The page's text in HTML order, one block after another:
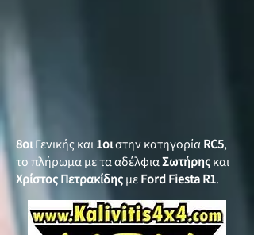
8οιΓενικής και1οιστην κατηγορίαRC5,
το πλήρωμα με τα αδέλφιαΣωτήρηςκαι
ΧρίστοςΠετρακίδηςμεFord Fiesta R1.